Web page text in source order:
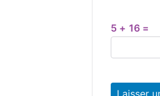
5 + 16 =